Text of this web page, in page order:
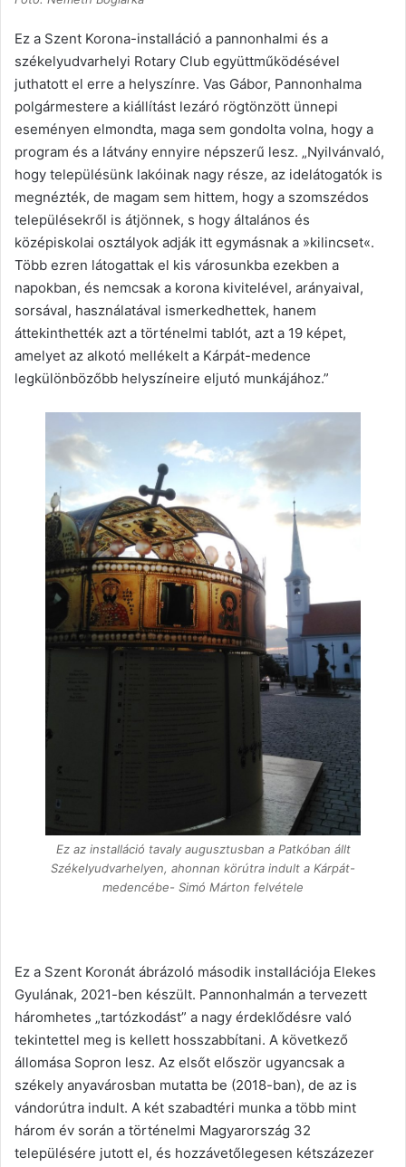
Ez a Szent Korona-installáció a pannonhalmi és a
székelyudvarhelyi Rotary Club együttműködésével
juthatott el erre a helyszínre. Vas Gábor, Pannonhalma
polgármestere a kiállítást lezáró rögtönzött ünnepi
eseményen elmondta, maga sem gondolta volna, hogy a
program és a látvány ennyire népszerű lesz. „Nyilvánvaló,
hogy településünk lakóinak nagy része, az idelátogatók is
megnézték, de magam sem hittem, hogy a szomszédos
településekről is átjönnek, s hogy általános és
középiskolai osztályok adják itt egymásnak a »kilincset«.
Több ezren látogattak el kis városunkba ezekben a
napokban, és nemcsak a korona kivitelével, arányaival,
sorsával, használatával ismerkedhettek, hanem
áttekinthették azt a történelmi tablót, azt a 19 képet,
amelyet az alkotó mellékelt a Kárpát-medence
legkülönbözőbb helyszíneire eljutó munkájához.”
Ez az installáció tavaly augusztusban a Patkóban állt
Székelyudvarhelyen, ahonnan körútra indult a Kárpát-
medencébe- Simó Márton felvétele
Ez a Szent Koronát ábrázoló második installációja Elekes
Gyulának, 2021-ben készült. Pannon­halmán a tervezett
háromhetes „tartózkodást” a nagy érdeklődésre való
tekintettel meg is kellett hosszabbítani. A következő
állomása Sopron lesz. Az elsőt először ugyancsak a
székely anyavárosban mutatta be (2018-ban), de az is
vándorútra indult. A két szabadtéri munka a több mint
három év során a történelmi Magyarország 32
településére jutott el, és hozzávetőlegesen kétszázezer